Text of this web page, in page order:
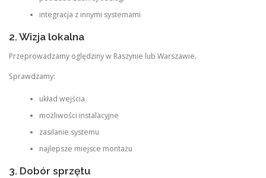
integracja z innymi systemami
2. Wizja lokalna
Przeprowadzamy oględziny w Raszynie lub Warszawie.
Sprawdzamy:
układ wejścia
możliwości instalacyjne
zasilanie systemu
najlepsze miejsce montażu
3. Dobór sprzętu